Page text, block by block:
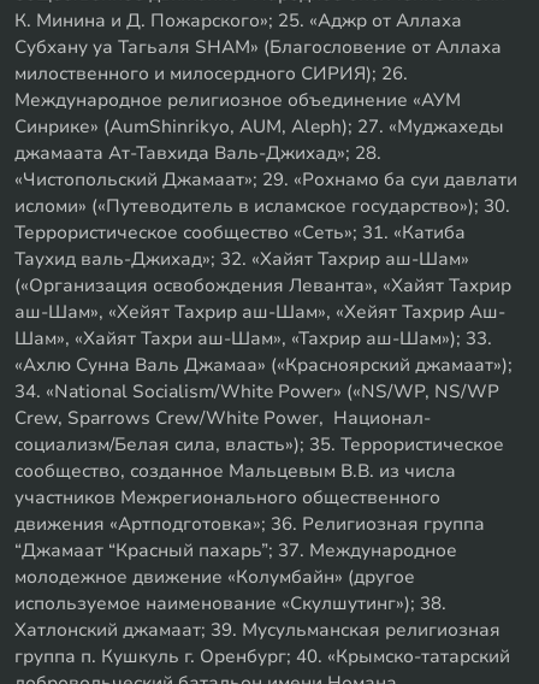
К. Минина и Д. Пожарского»; 25. «Аджр от Аллаха
Субхану уа Тагьаля SHAM» (Благословение от Аллаха
милоственного и милосердного СИРИЯ); 26.
Международное религиозное объединение «АУМ
Синрике» (AumShinrikyo, AUM, Aleph); 27. «Муджахеды
джамаата Ат-Тавхида Валь-Джихад»; 28.
«Чистопольский Джамаат»; 29. «Рохнамо ба суи давлати
исломи» («Путеводитель в исламское государство»); 30.
Террористическое сообщество «Сеть»; 31. «Катиба
Таухид валь-Джихад»; 32. «Хайят Тахрир аш-Шам»
(«Организация освобождения Леванта», «Хайят Тахрир
аш-Шам», «Хейят Тахрир аш-Шам», «Хейят Тахрир Аш-
Шам», «Хайят Тахри аш-Шам», «Тахрир аш-Шам»); 33.
«Ахлю Сунна Валь Джамаа» («Красноярский джамаат»);
34. «National Socialism/White Power» («NS/WP, NS/WP
Crew, Sparrows Crew/White Power, Национал-
социализм/Белая сила, власть»); 35. Террористическое
сообщество, созданное Мальцевым В.В. из числа
участников Межрегионального общественного
движения «Артподготовка»; 36. Религиозная группа
“Джамаат “Красный пахарь”; 37. Международное
молодежное движение «Колумбайн» (другое
используемое наименование «Скулшутинг»); 38.
Хатлонский джамаат; 39. Мусульманская религиозная
группа п. Кушкуль г. Оренбург; 40. «Крымско-татарский